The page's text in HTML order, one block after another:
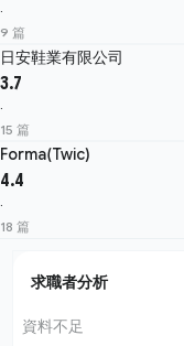
·
9 篇
日安鞋業有限公司
3.7
·
15 篇
Forma(Twic)
4.4
·
18 篇
求職者分析
資料不足